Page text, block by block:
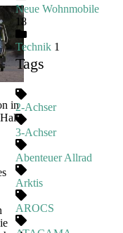
in
Neue Wohnmobile
18
Technik 1
Tags
2-Achser
3-Achser
Abenteuer Allrad
Arktis
AROCS